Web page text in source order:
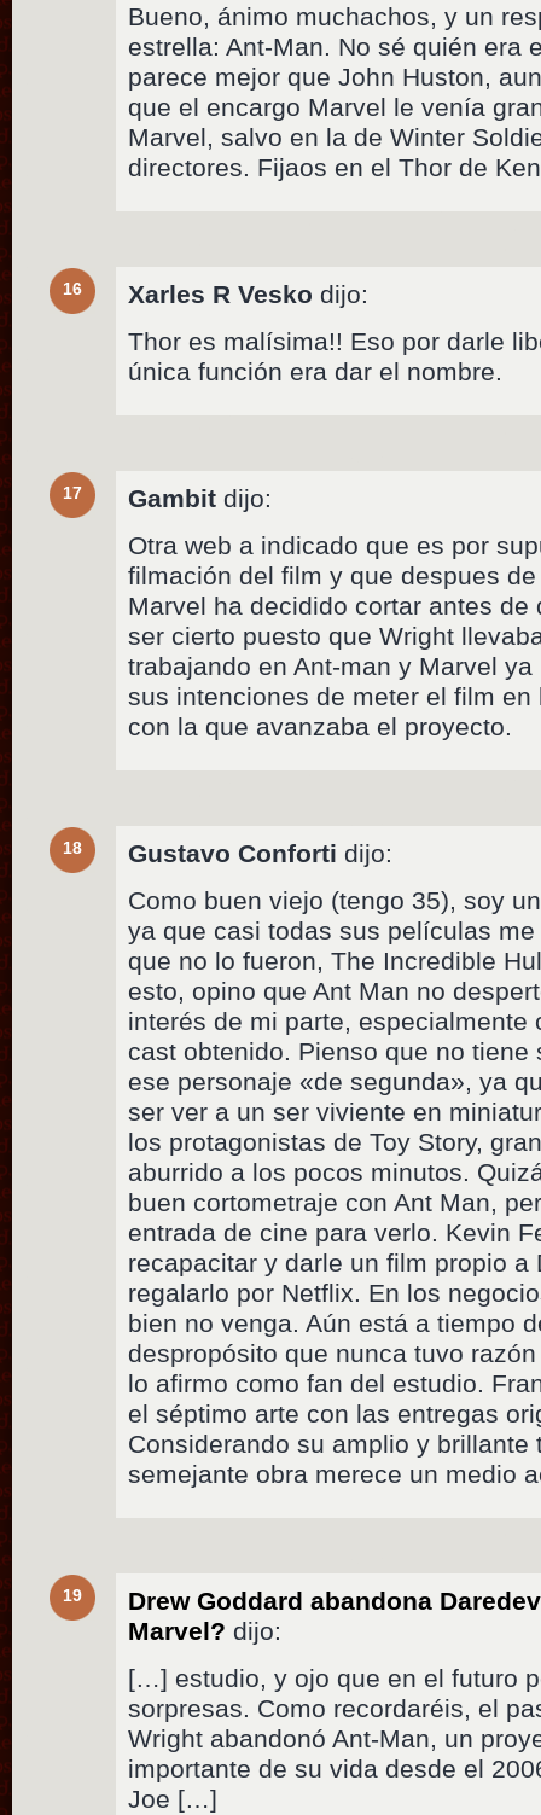
Bueno, ánimo muchachos, y un
estrella: Ant-Man. No sé quién era
parece mejor que John Huston,
que el encargo Marvel le venía
Marvel, salvo en la de Winter
directores. Fijaos en el Thor de
16 Xarles R Vesko dijo:
Thor es malísima!! Eso por darle
única función era dar el nombre.
17 Gambit dijo:
Otra web a indicado que es por
filmación del film y que despues
Marvel ha decidido cortar antes de
ser cierto puesto que Wright
trabajando en Ant-man y Marvel
sus intenciones de meter el film
con la que avanzaba el proyecto.
18 Gustavo Conforti dijo:
Como buen viejo (tengo 35), soy
ya que casi todas sus películas
que no lo fueron, The Incredible
esto, opino que Ant Man no
interés de mi parte, especialmente
cast obtenido. Pienso que no tiene
ese personaje «de segunda», ya
ser ver a un ser viviente en
los protagonistas de Toy Story,
aburrido a los pocos minutos.
buen cortometraje con Ant Man,
entrada de cine para verlo. Kevin
recapacitar y darle un film propio a
regalarlo por Netflix. En los
bien no venga. Aún está a tiempo
despropósito que nunca tuvo
lo afirmo como fan del estudio.
el séptimo arte con las entregas
Considerando su amplio y brillante
semejante obra merece un medio
19
Drew Goddard abandona
Marvel? dijo:
[…] estudio, y ojo que en el futuro
sorpresas. Como recordaréis, el
Wright abandonó Ant-Man, un
importante de su vida desde el
Joe […]